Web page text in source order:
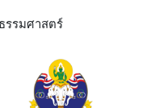
รรมศาสตร์